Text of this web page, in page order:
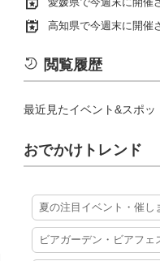
高知県で今週末に開催
閲覧履歴
最近見たイベント&スポッ
おでかけトレンド
夏の注目イベント・催し
ビアガーデン・ビアフェ